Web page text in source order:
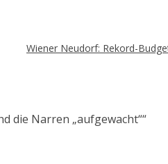
Wiener Neudorf: Rekord-
die Narren „aufgewacht““